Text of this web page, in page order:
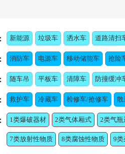
新能源 垃圾车 洒水车 道路清扫
消防车 电源车 移动储能车 抢险
随车吊 平板车 清障车 防撞缓冲
救护车 冷藏车 检修车/抢修车 散
1类爆破器材 2类气体厢式 2类气
7类放射性物质 8类腐蚀性物质 9类